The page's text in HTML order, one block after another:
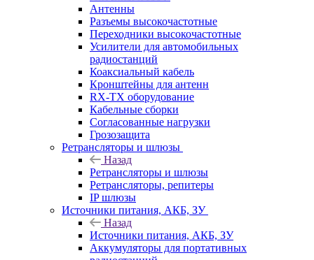
Антенны
Разъемы высокочастотные
Переходники высокочастотные
Усилители для автомобильных
радиостанций
Коаксиальный кабель
Кронштейны для антенн
RX-TX оборудование
Кабельные сборки
Согласованные нагрузки
Грозозащита
Ретрансляторы и шлюзы
Назад
Ретрансляторы и шлюзы
Ретрансляторы, репитеры
IP шлюзы
Источники питания, АКБ, ЗУ
Назад
Источники питания, АКБ, ЗУ
Аккумуляторы для портативных